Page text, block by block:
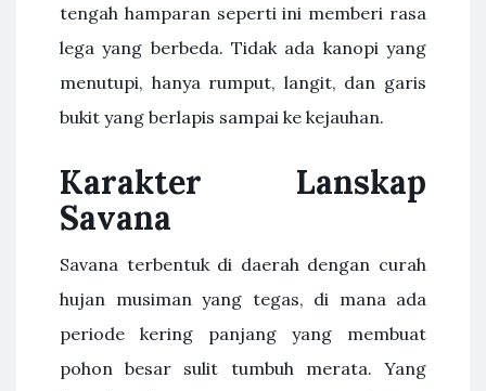
tengah hamparan seperti ini memberi rasa
lega yang berbeda. Tidak ada kanopi yang
menutupi, hanya rumput, langit, dan garis
bukit yang berlapis sampai ke kejauhan.
Karakter Lanskap
Savana
Savana terbentuk di daerah dengan curah
hujan musiman yang tegas, di mana ada
periode kering panjang yang membuat
pohon besar sulit tumbuh merata. Yang